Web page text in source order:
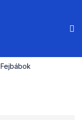
Fejbábok